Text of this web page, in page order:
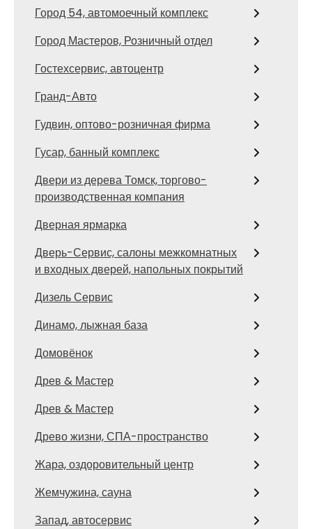
Город 54, автомоечный комплекс
Город Мастеров, Розничный отдел
Гостехсервис, автоцентр
Гранд-Авто
Гудвин, оптово-розничная фирма
Гусар, банный комплекс
Двери из дерева Томск, торгово-
производственная компания
Дверная ярмарка
Дверь-Сервис, салоны межкомнатных
и входных дверей, напольных покрытий
Дизель Сервис
Динамо, лыжная база
Домовёнок
Древ & Мастер
Древ & Мастер
Древо жизни, СПА-пространство
Жара, оздоровительный центр
Жемчужина, сауна
Запад, автосервис